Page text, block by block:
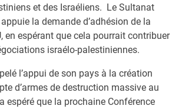
et des Israéliens. Le Sultanat
appuie la demande d’adhésion de la
en espérant que cela pourrait contribuer
israélo-palestiniennes.
l’appui de son pays à la création
d’armes de destruction massive au
espéré que la prochaine Conférence